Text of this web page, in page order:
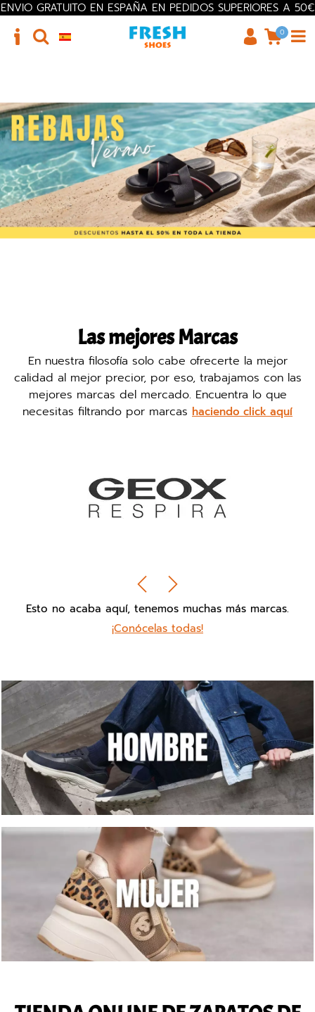
ENVIO GRATUITO EN ESPAÑA EN PEDIDOS SUPERIORES A 50€
0
Las mejores Marcas
En nuestra filosofía solo cabe ofrecerte la mejor
calidad al mejor precior, por eso, trabajamos con las
mejores marcas del mercado. Encuentra lo que
necesitas filtrando por marcas haciendo click aquí
Esto no acaba aquí, tenemos muchas más marcas.
¡Conócelas todas!